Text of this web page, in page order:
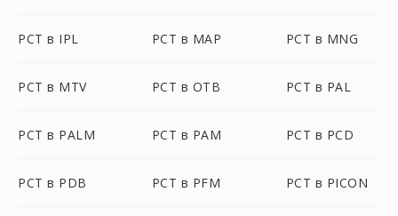
PCT в IPL PCT в MAP PCT в MNG
PCT в MTV PCT в OTB PCT в PAL
PCT в PALM PCT в PAM PCT в PCD
PCT в PDB PCT в PFM PCT в PICON